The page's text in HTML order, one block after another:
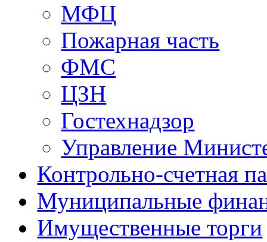
МФЦ
Пожарная часть
ФМС
ЦЗН
Гостехнадзор
Управление
Контрольно-счетная
Муниципальные
Имущественные торги